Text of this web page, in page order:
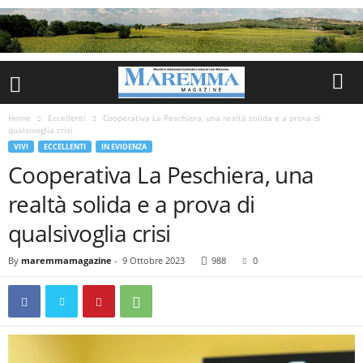
Home Eccellenti
Cooperativa La Peschiera, una realtà solida e a prova di
qualsivoglia crisi
VIVI ECCELLENTI IN EVIDENZA
Cooperativa La Peschiera, una
realtà solida e a prova di
qualsivoglia crisi
By maremmamagazine - 9 Ottobre 2023 988 0